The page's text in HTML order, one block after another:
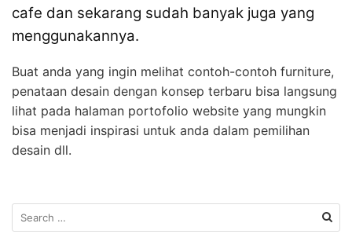
cafe dan sekarang sudah banyak juga yang
menggunakannya.
Buat anda yang ingin melihat contoh-contoh furniture,
penataan desain dengan konsep terbaru bisa langsung
lihat pada halaman portofolio website yang mungkin
bisa menjadi inspirasi untuk anda dalam pemilihan
desain dll.
e